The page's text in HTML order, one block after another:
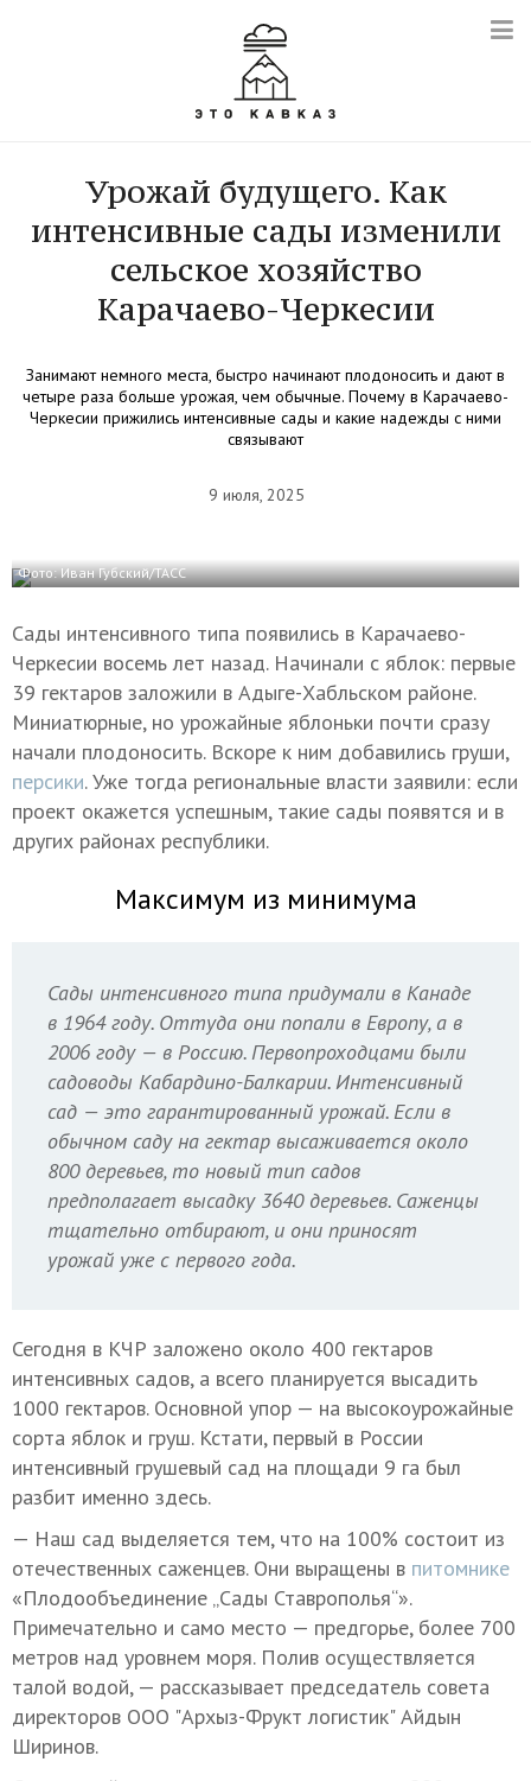
Урожай будущего. Как
интенсивные сады изменили
сельское хозяйство
Карачаево-Черкесии
Занимают немного места, быстро начинают плодоносить и дают в
четыре раза больше урожая, чем обычные. Почему в Карачаево-
Черкесии прижились интенсивные сады и какие надежды с ними
связывают
9 июля, 2025
Фото: Иван Губский/ТАСС
Сады интенсивного типа появились в Карачаево-
Черкесии восемь лет назад. Начинали с яблок: первые
39 гектаров заложили в Адыге-Хабльском районе.
Миниатюрные, но урожайные яблоньки почти сразу
начали плодоносить. Вскоре к ним добавились груши,
персики. Уже тогда региональные власти заявили: если
проект окажется успешным, такие сады появятся и в
других районах республики.
Максимум из минимума
Сады интенсивного типа придумали в Канаде
в 1964 году. Оттуда они попали в Европу, а в
2006 году — в Россию. Первопроходцами были
садоводы Кабардино-Балкарии. Интенсивный
сад — это гарантированный урожай. Если в
обычном саду на гектар высаживается около
800 деревьев, то новый тип садов
предполагает высадку 3640 деревьев. Саженцы
тщательно отбирают, и они приносят
урожай уже с первого года.
Сегодня в КЧР заложено около 400 гектаров
интенсивных садов, а всего планируется высадить
1000 гектаров. Основной упор — на высокоурожайные
сорта яблок и груш. Кстати, первый в России
интенсивный грушевый сад на площади 9 га был
разбит именно здесь.
— Наш сад выделяется тем, что на 100% состоит из
отечественных саженцев. Они выращены в питомнике
«Плодообъединение „Сады Ставрополья“».
Примечательно и само место — предгорье, более 700
метров над уровнем моря. Полив осуществляется
талой водой, — рассказывает председатель совета
директоров ООО "Архыз-Фрукт логистик" Айдын
Ширинов.